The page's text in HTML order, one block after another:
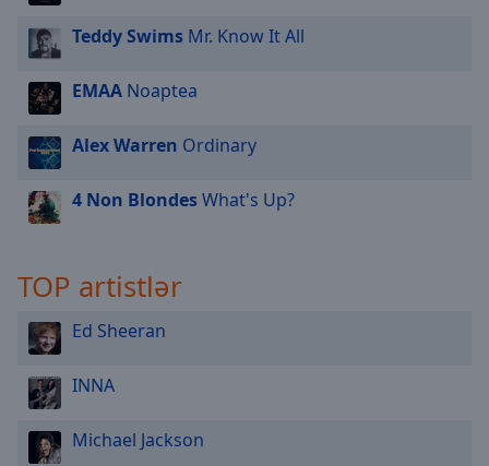
Teddy Swims Mr. Know It All
EMAA Noaptea
Alex Warren Ordinary
4 Non BlondesWhat's Up?
TOP artistlər
Ed Sheeran
INNA
Michael Jackson